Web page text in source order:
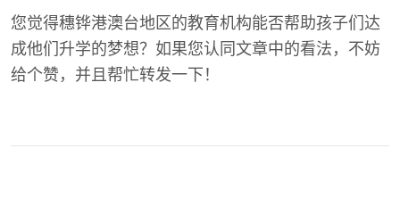
您觉得穗铧港澳台地区的教育机构能否帮助孩子们达
成他们升学的梦想？如果您认同文章中的看法，不妨
给个赞，并且帮忙转发一下！